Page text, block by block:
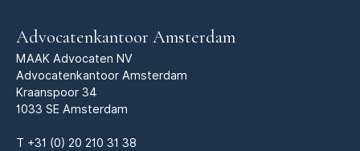
Advocatenkantoor Amsterdam
MAAK Advocaten NV
Advocatenkantoor Amsterdam
Kraanspoor 34
1033 SE Amsterdam
T +31 (0) 20 210 31 38